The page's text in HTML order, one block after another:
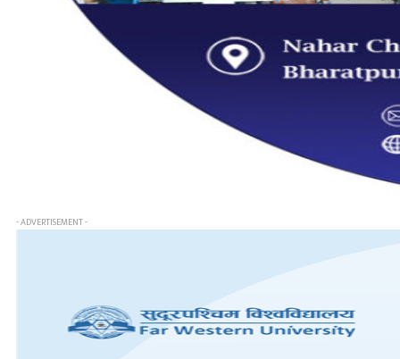
- ADVERTISEMENT -